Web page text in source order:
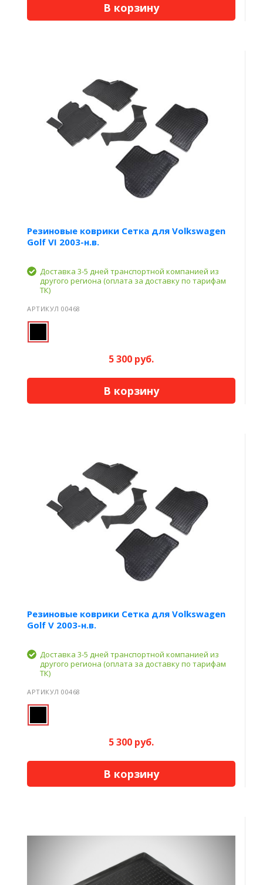
В корзину
Резиновые коврики Сетка для Volkswagen
Golf VI 2003-н.в.
Доставка 3-5 дней транспортной компанией из
другого региона (оплата за доставку по тарифам
ТК)
АРТИКУЛ 00468
5 300 руб.
В корзину
Резиновые коврики Сетка для Volkswagen
Golf V 2003-н.в.
Доставка 3-5 дней транспортной компанией из
другого региона (оплата за доставку по тарифам
ТК)
АРТИКУЛ 00468
5 300 руб.
В корзину